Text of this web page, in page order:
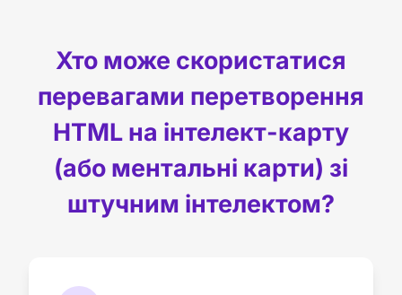
Хто може скористатися
перевагами перетворення
HTML на інтелект-карту
(або ментальні карти) зі
штучним інтелектом?